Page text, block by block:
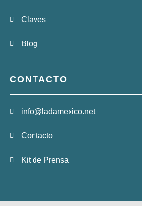
Claves
Blog
CONTACTO
info@ladamexico.net
Contacto
Kit de Prensa